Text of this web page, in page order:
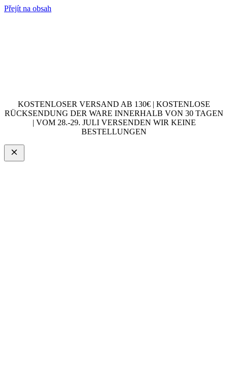
Přejít na obsah
KOSTENLOSER VERSAND AB 130€ | KOSTENLOSE
RÜCKSENDUNG DER WARE INNERHALB VON 30 TAGEN
| VOM 28.-29. JULI VERSENDEN WIR KEINE
BESTELLUNGEN